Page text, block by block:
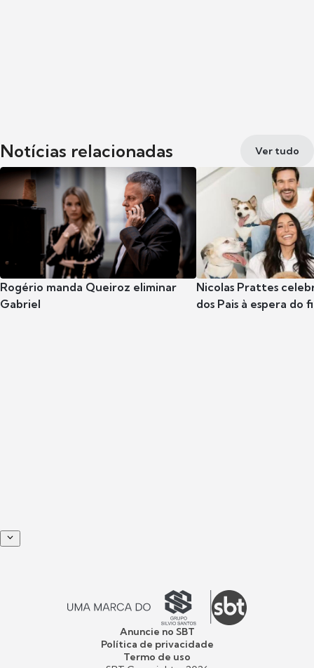
Notícias relacionadas Ver tudo
Rogério manda Queiroz eliminar
Gabriel
Nicolas Prattes
dos Pais à espera do
Anuncie no SBT
Política de privacidade
Termo de uso